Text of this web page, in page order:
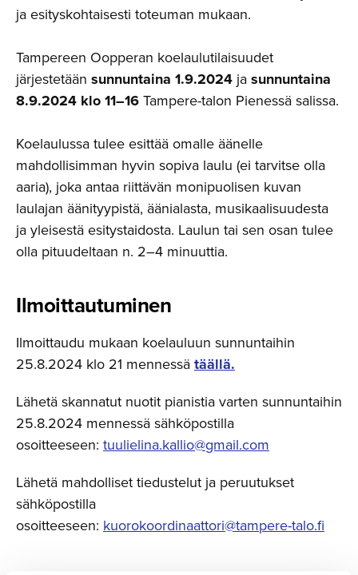
ja esityskohtaisesti toteuman mukaan.
Tampereen Oopperan koelaulutilaisuudet
järjestetään sunnuntaina 1.9.2024 jasunnuntaina
8.9.2024 klo 11–16Tampere-talon Pienessä salissa.
Koelaulussa tulee esittää omalle äänelle
mahdollisimman hyvin sopiva laulu (ei tarvitse olla
aaria), joka antaa riittävän monipuolisen kuvan
laulajan äänityypistä, äänialasta, musikaalisuudesta
ja yleisestä esitystaidosta. Laulun tai sen osan tulee
olla pituudeltaan n. 2–4 minuuttia.
Ilmoittau­tuminen
Ilmoittaudu mukaan koelauluun sunnuntaihin
25.8.2024 klo 21 mennessätäällä.
Lähetä skannatut nuotit pianistia varten sunnuntaihin
25.8.2024 mennessä sähköpostilla
osoitteeseen: tuulielina.kallio@gmail.com
Lähetä mahdolliset tiedustelut ja peruutukset
sähköpostilla
osoitteeseen: kuorokoordinaattori@tampere-talo.fi